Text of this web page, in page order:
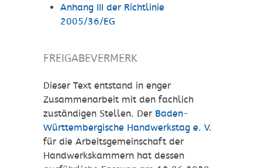
Anhang III der Richtlinie
2005/36/EG
FREIGABEVERMERK
Dieser Text entstand in enger
Zusammenarbeit mit den fachlich
zuständigen Stellen. Der Baden-
Württembergische Handwerkstag e. V.
für die Arbeitsgemeinschaft der
Handwerkskammern hat dessen